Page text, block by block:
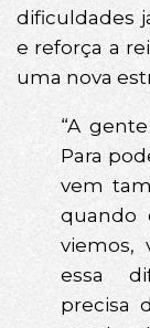
dificuldades
e reforça a
uma nova
“A
Para
vem
quando
viemos,
essa
precisa